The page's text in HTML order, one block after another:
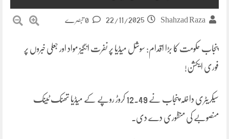
Shahzad Raza
22/11/2025
پنجاب حکومت کا بڑا اقدام: سوشل میڈیا پر نفرت انگیز مواد اور جعلی خبروں پر
فوری ایکشن!
سیکریٹری داخلہ پنجاب نے 12.49 کروڑ روپے کے میڈیا تھنک ٹینک
منصوبے کی منظوری دے دی۔